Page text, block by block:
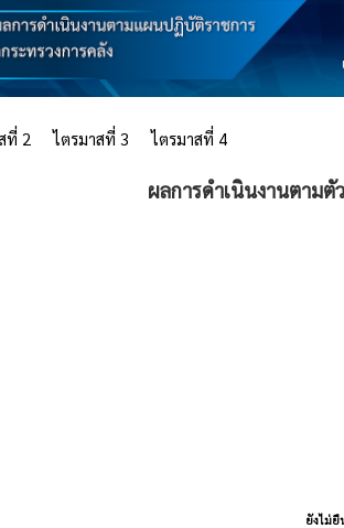
ที่ 2 ไตรมาสที่ 3 ไตรมาสที่ 4
ตัวชี้วัดและเป้าหมายของสำนักบริหารทรัพยา
ผลการดำเนินงานตามตัวชี้วัดและเป้าหมายของสำ
ผลการดำเนินงานตาม
ยังไม่ยื
ยังไม่ยื